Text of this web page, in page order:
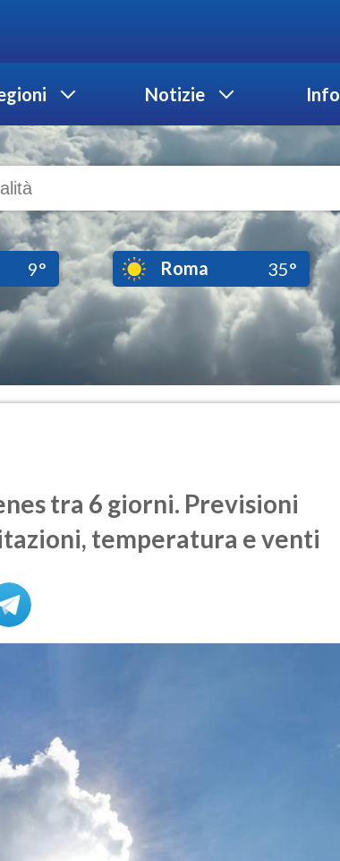
Notizie Info
9° Roma 35°
tra 6 giorni. Previsioni
temperatura e venti